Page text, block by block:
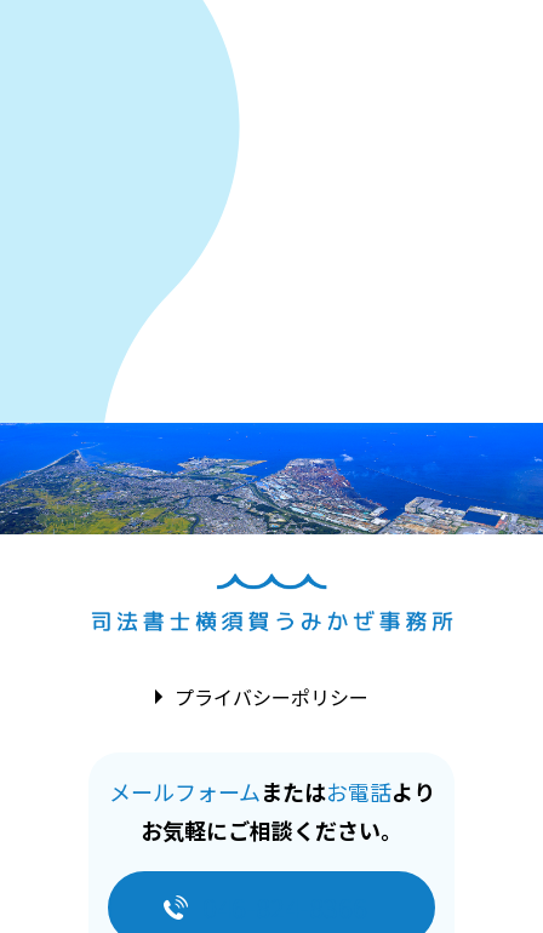
プライバシーポリシー
メールフォームまたはお電話より
お気軽にご相談ください。